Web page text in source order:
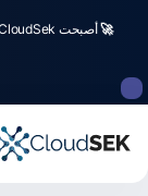
🚀